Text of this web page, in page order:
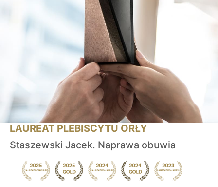
LAUREAT PLEBISCYTU ORŁY
Staszewski Jacek. Naprawa obuwia